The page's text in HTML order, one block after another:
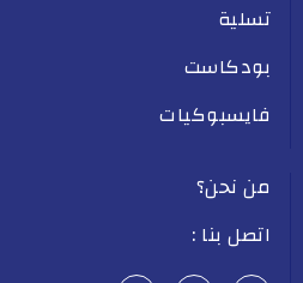
تسلية
بودكاست
فايسبوكيات
من نحن؟
اتصل بنا :